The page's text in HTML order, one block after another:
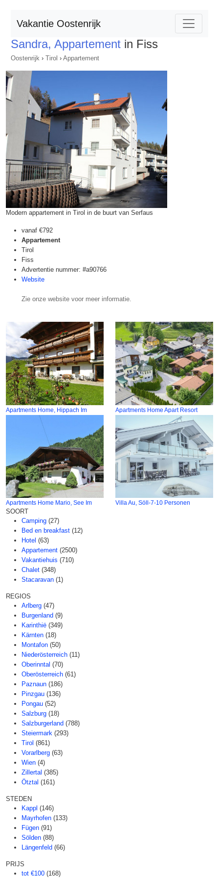
Vakantie Oostenrijk
Sandra, Appartement in Fiss
Oostenrijk › Tirol › Appartement
Modern appartement in Tirol in de buurt van Serfaus
vanaf €792
Appartement
Tirol
Fiss
Advertentie nummer: #a90766
Website
Zie onze website voor meer informatie.
Apartments Home, Hippach Im Apartments Home Apart Resort
Apartments Home Mario, See Im Villa Au, Söll-7-10 Personen
SOORT
Camping (27)
Bed en breakfast (12)
Hotel (63)
Appartement (2500)
Vakantiehuis (710)
Chalet (348)
Stacaravan (1)
REGIOS
Arlberg (47)
Burgenland (9)
Karinthië (349)
Kärnten (18)
Montafon (50)
Niederösterreich (11)
Oberinntal (70)
Oberösterreich (61)
Paznaun (186)
Pinzgau (136)
Pongau (52)
Salzburg (18)
Salzburgerland (788)
Steiermark (293)
Tirol (861)
Vorarlberg (63)
Wien (4)
Zillertal (385)
Ötztal (161)
STEDEN
Kappl (146)
Mayrhofen (133)
Fügen (91)
Sölden (88)
Längenfeld (66)
PRIJS
tot €100 (168)